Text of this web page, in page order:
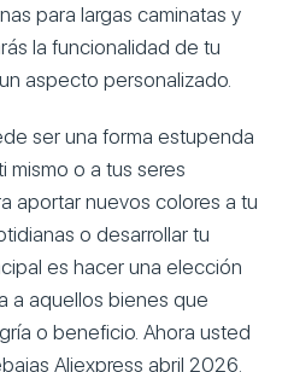
para largas caminatas y
la funcionalidad de tu
aspecto personalizado.
ser una forma estupenda
o a tus seres
aportar nuevos colores a tu
o desarrollar tu
es hacer una elección
a aquellos bienes que
o beneficio. Ahora usted
Aliexpress abril 2026.